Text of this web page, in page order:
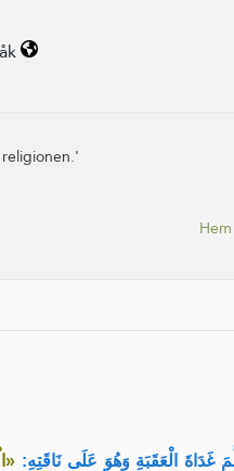
Hem
الْعَقَبَةِ وَهُوَ عَلَى نَاقَتِهِ: